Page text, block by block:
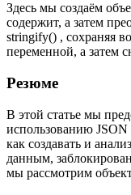
Здесь мы создаём
содержит, а затем
stringify() , сохраняя
переменной, а затем
Резюме
В этой статье мы
использованию
как создавать и
данным,
мы рассмотрим